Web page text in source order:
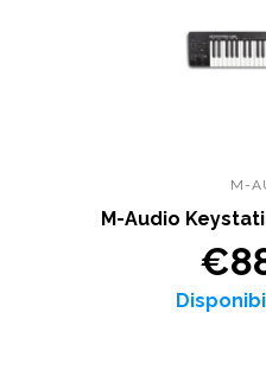
M-
M-Audio